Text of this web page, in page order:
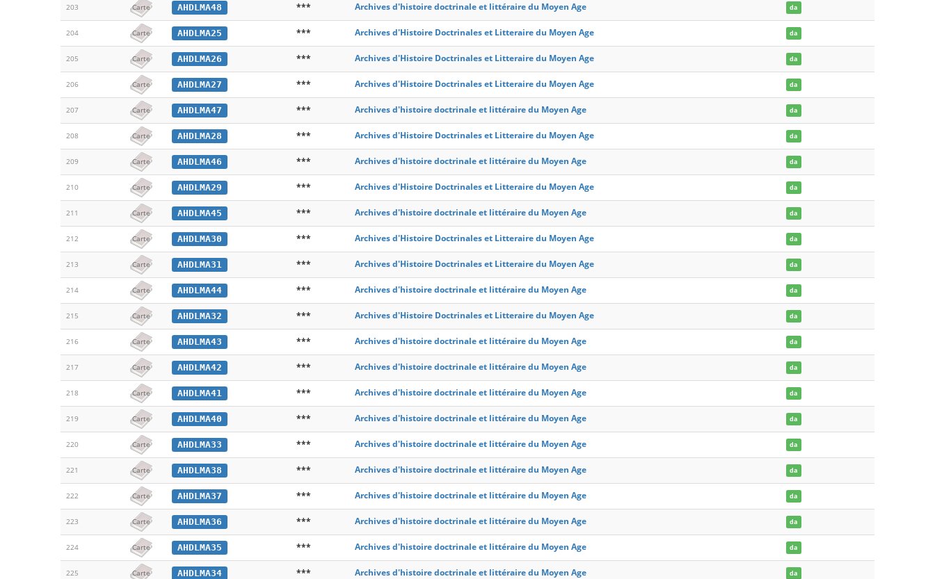
203 Carte AHDLMA48 *** Archives d'histoire doctrinale et littéraire du Moyen Age da
204 Carte AHDLMA25 *** Archives d'Histoire Doctrinales et Litteraire du Moyen Age da
205 Carte AHDLMA26 *** Archives d'Histoire Doctrinales et Litteraire du Moyen Age da
206 Carte AHDLMA27 *** Archives d'Histoire Doctrinales et Litteraire du Moyen Age da
207 Carte AHDLMA47 *** Archives d'histoire doctrinale et littéraire du Moyen Age da
208 Carte AHDLMA28 *** Archives d'Histoire Doctrinales et Litteraire du Moyen Age da
209 Carte AHDLMA46 *** Archives d'histoire doctrinale et littéraire du Moyen Age da
210 Carte AHDLMA29 *** Archives d'Histoire Doctrinales et Litteraire du Moyen Age da
211 Carte AHDLMA45 *** Archives d'histoire doctrinale et littéraire du Moyen Age da
212 Carte AHDLMA30 *** Archives d'Histoire Doctrinales et Litteraire du Moyen Age da
213 Carte AHDLMA31 *** Archives d'Histoire Doctrinales et Litteraire du Moyen Age da
214 Carte AHDLMA44 *** Archives d'histoire doctrinale et littéraire du Moyen Age da
215 Carte AHDLMA32 *** Archives d'Histoire Doctrinales et Litteraire du Moyen Age da
216 Carte AHDLMA43 *** Archives d'histoire doctrinale et littéraire du Moyen Age da
217 Carte AHDLMA42 *** Archives d'histoire doctrinale et littéraire du Moyen Age da
218 Carte AHDLMA41 *** Archives d'histoire doctrinale et littéraire du Moyen Age da
219 Carte AHDLMA40 *** Archives d'histoire doctrinale et littéraire du Moyen Age da
220 Carte AHDLMA33 *** Archives d'histoire doctrinale et littéraire du Moyen Age da
221 Carte AHDLMA38 *** Archives d'histoire doctrinale et littéraire du Moyen Age da
222 Carte AHDLMA37 *** Archives d'histoire doctrinale et littéraire du Moyen Age da
223 Carte AHDLMA36 *** Archives d'histoire doctrinale et littéraire du Moyen Age da
224 Carte AHDLMA35 *** Archives d'histoire doctrinale et littéraire du Moyen Age da
225 Carte AHDLMA34 *** Archives d'histoire doctrinale et littéraire du Moyen Age da